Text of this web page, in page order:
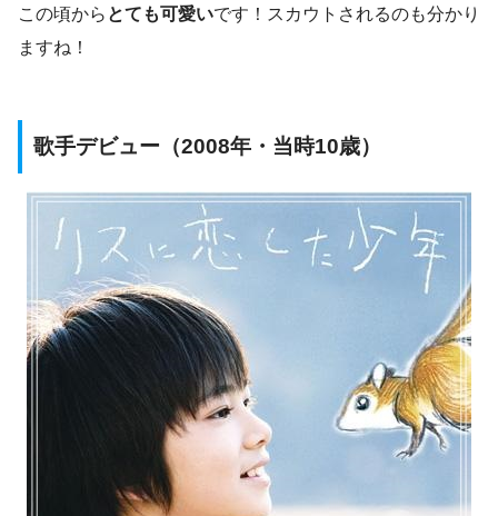
この頃から とても可愛いです！スカウトされるのも分かり
ますね！
歌手デビュー（2008年・当時10歳）